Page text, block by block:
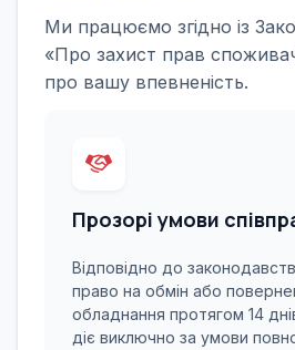
Ми працюємо згідно із
«Про захист прав
про вашу впевненість.
Прозорі умови
Відповідно до
право на обмін або
обладнання протягом 14
діє виключно за умови